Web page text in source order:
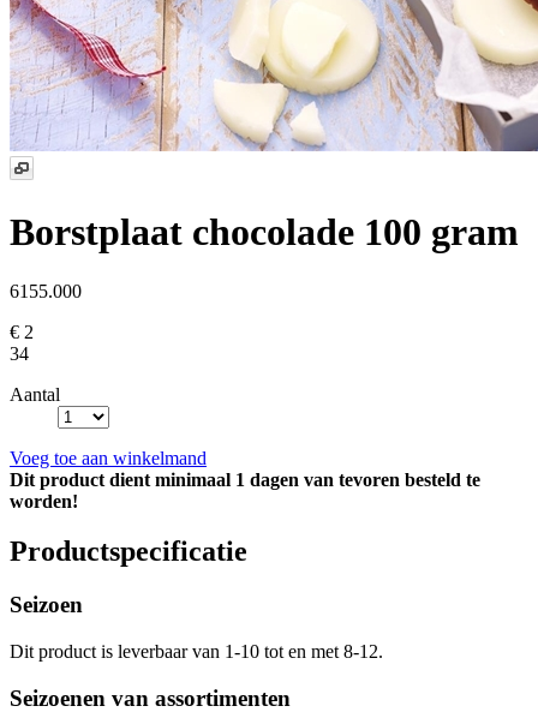
Borstplaat chocolade 100 gram
6155.000
€ 2
34
Aantal
Voeg toe aan winkelmand
Dit product dient minimaal 1 dagen van tevoren besteld te
worden!
Productspecificatie
Seizoen
Dit product is leverbaar van 1-10 tot en met 8-12.
Seizoenen van assortimenten